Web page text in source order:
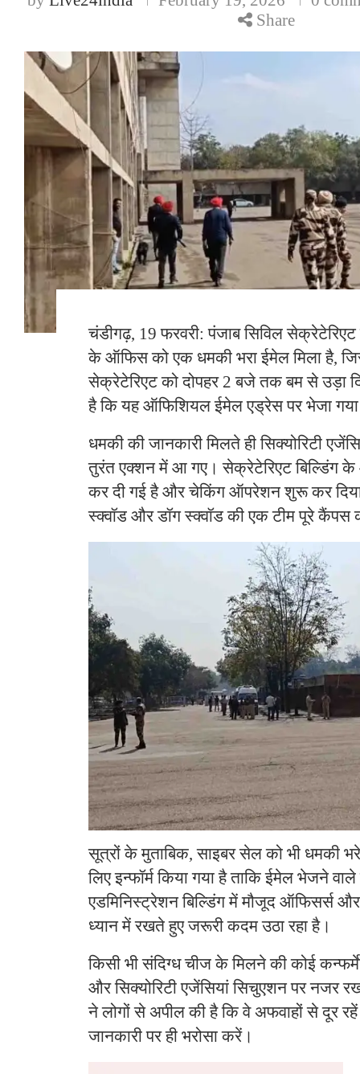
Share
चंडीगढ़, 19 फरवरी: पंजाब सिविल
के ऑफिस को एक धमकी भरा ईमेल मिला है,
सेक्रेटेरिएट को दोपहर 2 बजे तक बम से उड़ा
है कि यह ऑफिशियल ईमेल एड्रेस पर भेजा
धमकी की जानकारी मिलते ही सिक्योरिटी
तुरंत एक्शन में आ गए। सेक्रेटेरिएट बिल्डिंग के
कर दी गई है और चेकिंग ऑपरेशन शुरू कर
स्क्वॉड और डॉग स्क्वॉड की एक टीम पूरे कैंपस
सूत्रों के मुताबिक, साइबर सेल को भी धमकी
लिए इन्फॉर्म किया गया है ताकि ईमेल भेजने
एडमिनिस्ट्रेशन बिल्डिंग में मौजूद ऑफिसर्स
ध्यान में रखते हुए जरूरी कदम उठा रहा है।
किसी भी संदिग्ध चीज के मिलने की कोई
और सिक्योरिटी एजेंसियां ​​सिचुएशन पर नजर
ने लोगों से अपील की है कि वे अफवाहों से दूर
जानकारी पर ही भरोसा करें।